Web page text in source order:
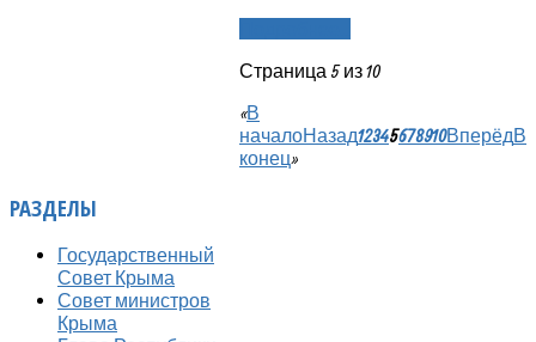
Страница 5 из 10
«В
началоНазад12345678910ВперёдВ
конец»
РАЗДЕЛЫ
Государственный
Совет Крыма
Совет министров
Крыма